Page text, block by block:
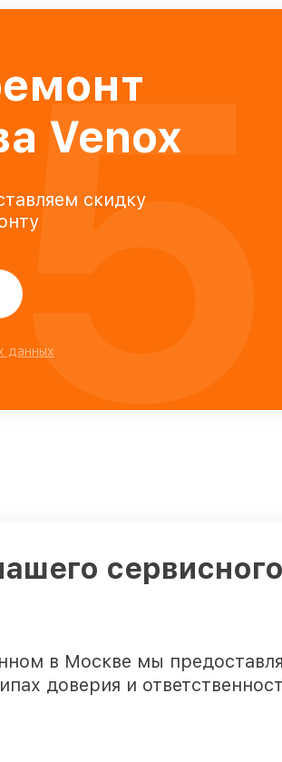
Venox
скидку
данных
в Москве мы
доверия и